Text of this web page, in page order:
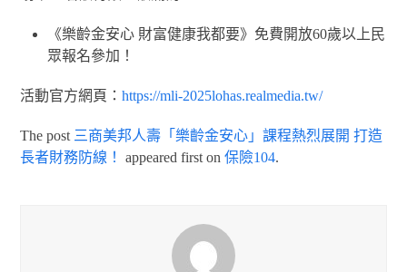
《樂齡金安心 財富健康我都要》免費開放60歲以上民
眾報名參加！
活動官方網頁：https://mli-2025lohas.realmedia.tw/
The post 三商美邦人壽「樂齡金安心」課程熱烈展開 打造
長者財務防線！
appeared first on保險104.